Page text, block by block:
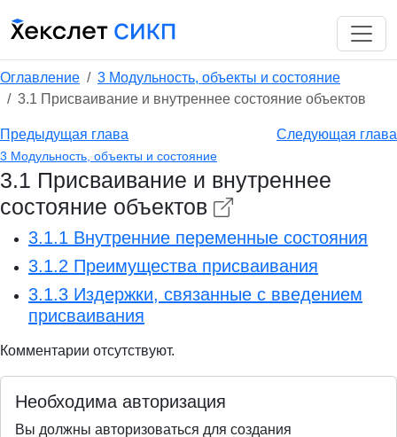
Оглавление
3 Модульность, объекты и состояние
3.1 Присваивание и внутреннее состояние объектов
Предыдущая глава Следующая глава
3 Модульность, объекты и состояние
3.1 Присваивание и внутреннее
состояние объектов
3.1.1 Внутренние переменные состояния
3.1.2 Преимущества присваивания
3.1.3 Издержки, связанные с введением
присваивания
Комментарии отсутствуют.
Необходима авторизация
Вы должны авторизоваться для создания